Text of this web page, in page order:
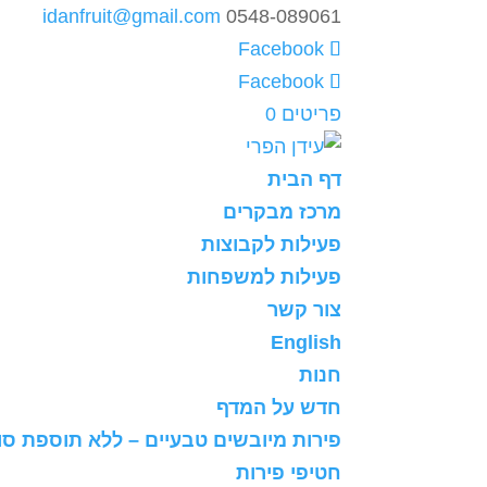
0548-089061
idanfruit@gmail.com
‏Facebook
‏Facebook
פריטים 0
דף הבית
מרכז מבקרים
פעילות לקבוצות
פעילות למשפחות
צור קשר
English
חנות
חדש על המדף
פירות מיובשים טבעיים – ללא תוספת
חטיפי פירות